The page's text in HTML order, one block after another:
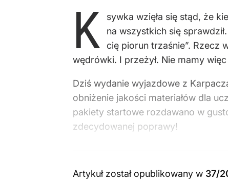
K
sywka wzięła się stąd, że
na wszystkich się
cię piorun trzaśnie”. Rzecz
wędrówki. I przeżył. Nie mamy
Dziś wydanie wyjazdowe z
obniżenie jakości materiałów dla
pakiety startowe rozdawano w
zdecydowanej poprawy!
Artykuł został opublikowany w 37/